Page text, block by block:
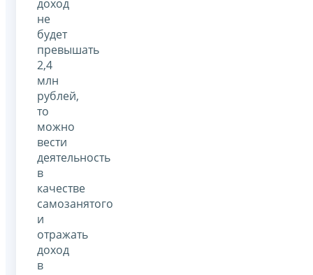
доход
не
будет
превышать
2,4
млн
рублей,
то
можно
вести
деятельность
в
качестве
самозанятого
и
отражать
доход
в